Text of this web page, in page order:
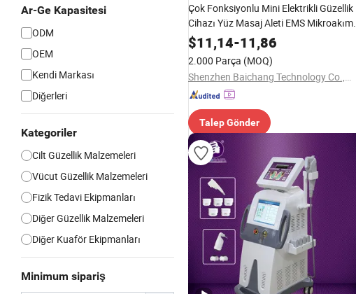
Ar-Ge Kapasitesi
ODM
OEM
Kendi Markası
Diğerleri
Kategoriler
Cilt Güzellik Malzemeleri
Vücut Güzellik Malzemeleri
Fizik Tedavi Ekipmanları
Diğer Güzellik Malzemeleri
Diğer Kuaför Ekipmanları
Minimum sipariş
Çok Fonksiyonlu Mini Elektrikli Güzellik
Cihazı Yüz Masaj Aleti EMS Mikroakım
LED Kırmızı Mavi Işık Isıtmalı Terapi Yüz
Germe Makinesi Yaşlanma Karşıtı Cilt
Bakım Ekipmanı
$11,14-11,86
2.000 Parça (MOQ)
Shenzhen Baichang Technology Co., Ltd.
Talep Gönder